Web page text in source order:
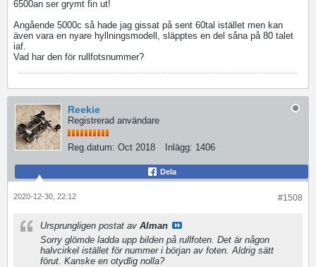
6500an ser grymt fin ut!
Angående 5000c så hade jag gissat på sent 60tal istället men kan
även vara en nyare hyllningsmodell, släpptes en del såna på 80 talet
iaf.
Vad har den för rullfotsnummer?
Reekie
Registrerad användare
Reg.datum: Oct 2018 Inlägg: 1406
Dela
#1508
2020-12-30, 22:12
Ursprungligen postat av Alman
Sorry glömde ladda upp bilden på rullfoten. Det är någon
halvcirkel istället för nummer i början av foten. Aldrig sätt
förut. Kanske en otydlig nolla?